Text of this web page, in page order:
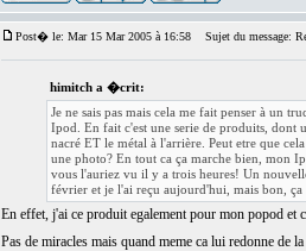
Post� le: Mar 15 Mar 2005 à 16:58 Sujet du message:
himitch a �crit:
Je ne sais pas mais cela me fait penser à un
Ipod. En fait c'est une serie de produits, dont
nacré ET le métal à l'arrière. Peut etre que
une photo? En tout ca ça marche bien, mon
vous l'auriez vu il y a trois heures! Un
février et je l'ai reçu aujourd'hui, mais bon,
En effet, j'ai ce produit egalement pour mon popod et
Pas de miracles mais quand meme ca lui redonne de